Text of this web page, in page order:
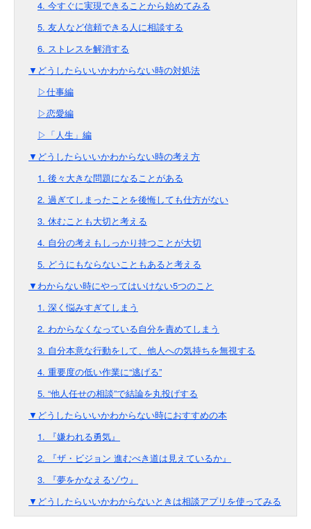
4. 今すぐに実現できることから始めてみる
5. 友人など信頼できる人に相談する
6. ストレスを解消する
▼どうしたらいいかわからない時の対処法
▷仕事編
▷恋愛編
▷「人生」編
▼どうしたらいいかわからない時の考え方
1. 後々大きな問題になることがある
2. 過ぎてしまったことを後悔しても仕方がない
3. 休むことも大切と考える
4. 自分の考えもしっかり持つことが大切
5. どうにもならないこともあると考える
▼わからない時にやってはいけない5つのこと
1. 深く悩みすぎてしまう
2. わからなくなっている自分を責めてしまう
3. 自分本意な行動をして、他人への気持ちを無視する
4. 重要度の低い作業に“逃げる”
5. “他人任せの相談”で結論を丸投げする
▼どうしたらいいかわからない時におすすめの本
1. 『嫌われる勇気』
2. 『ザ・ビジョン 進むべき道は見えているか』
3. 『夢をかなえるゾウ』
▼どうしたらいいかわからないときは相談アプリを使ってみる